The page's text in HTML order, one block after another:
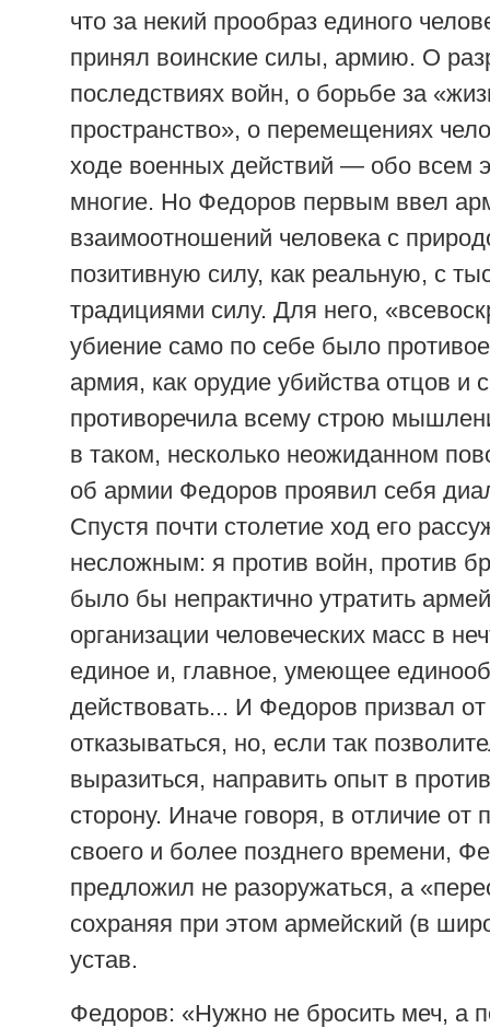
что за некий прообраз единого
принял воинские силы, армию. О
последствиях войн, о борьбе за
пространство», о перемещениях
ходе военных действий — обо всем
многие. Но Федоров первым ввел
взаимоотношений человека с
позитивную силу, как реальную, с
традициями силу. Для него,
убиение само по себе было
армия, как орудие убийства отцов и
противоречила всему строю
в таком, несколько неожиданном
об армии Федоров проявил себя
Спустя почти столетие ход его
несложным: я против войн, против
было бы непрактично утратить
организации человеческих масс в
единое и, главное, умеющее
действовать... И Федоров призвал
отказываться, но, если так
выразиться, направить опыт в
сторону. Иначе говоря, в отличие от
своего и более позднего времени,
предложил не разоружаться, а
сохраняя при этом армейский (в
устав.
Федоров: «Нужно не бросить меч, а